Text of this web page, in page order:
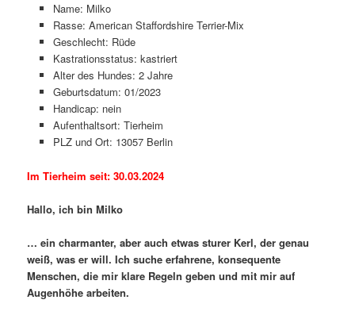
Name: Milko
Rasse: American Staffordshire Terrier-Mix
Geschlecht: Rüde
Kastrationsstatus: kastriert
Alter des Hundes: 2 Jahre
Geburtsdatum: 01/2023
Handicap: nein
Aufenthaltsort: Tierheim
PLZ und Ort: 13057 Berlin
Im Tierheim seit: 30.03.2024
Hallo, ich bin Milko
… ein charmanter, aber auch etwas sturer Kerl, der genau
weiß, was er will. Ich suche erfahrene, konsequente
Menschen, die mir klare Regeln geben und mit mir auf
Augenhöhe arbeiten.